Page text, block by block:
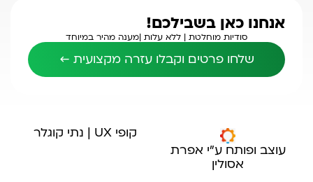
אנחנו כאן בשבילכם!
סודיות מוחלטת | ללא עלות |מענה מהיר במיוחד
שלחו פרטים וקבלו עזרה מקצועית ←
עוצב ופותח ע"י אפרת
אסולין
קופי UX | נתי קוגלר